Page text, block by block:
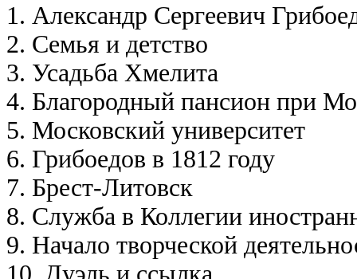
1. Александр Сергеевич
2. Семья и детство
3. Усадьба Хмелита
4. Благородный пансион при
5. Московский университет
6. Грибоедов в 1812 году
7. Брест-Литовск
8. Служба в Коллегии
9. Начало творческой